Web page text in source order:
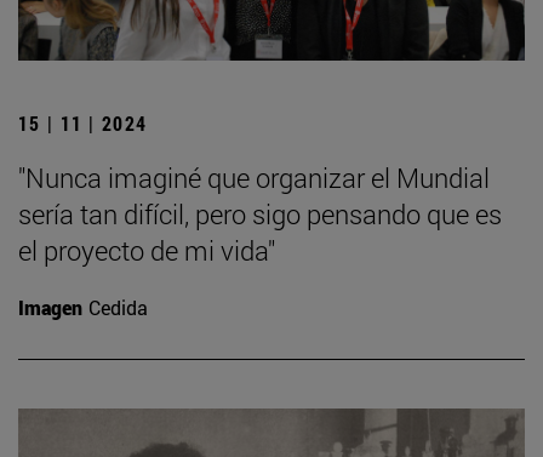
15 | 11 | 2024
"Nunca imaginé que organizar el Mundial
sería tan difícil, pero sigo pensando que es
el proyecto de mi vida"
Imagen Cedida